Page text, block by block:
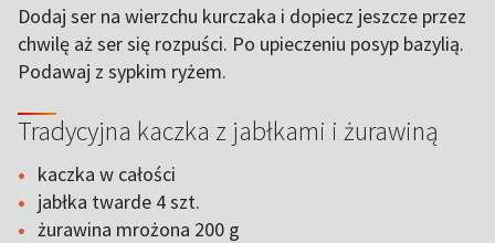
Dodaj ser na wierzchu kurczaka i dopiecz jeszcze przez
chwilę aż ser się rozpuści. Po upieczeniu posyp bazylią.
Podawaj z sypkim ryżem.
Tradycyjna kaczka z jabłkami i żurawiną
kaczka w całości
jabłka twarde 4 szt.
żurawina mrożona 200 g